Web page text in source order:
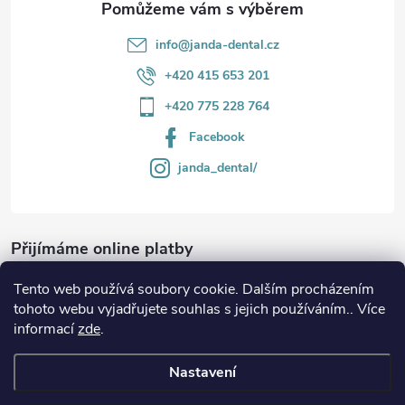
Tento web používá soubory cookie. Dalším procházením
tohoto webu vyjadřujete souhlas s jejich používáním.. Více
informacízde.
Nastavení
info@janda-dental.cz
+420 415 653 201
+420 775 228 764
Facebook
janda_dental/
Přijímáme online platby